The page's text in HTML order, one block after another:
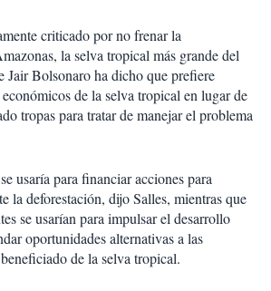
criticado por no frenar la
la selva tropical más grande del
Jair Bolsonaro ha dicho que prefiere
de la selva tropical en lugar de
tropas para tratar de manejar el problema
usaría para financiar acciones para
la deforestación, dijo Salles, mientras que
se usarían para impulsar el desarrollo
oportunidades alternativas a las
de la selva tropical.